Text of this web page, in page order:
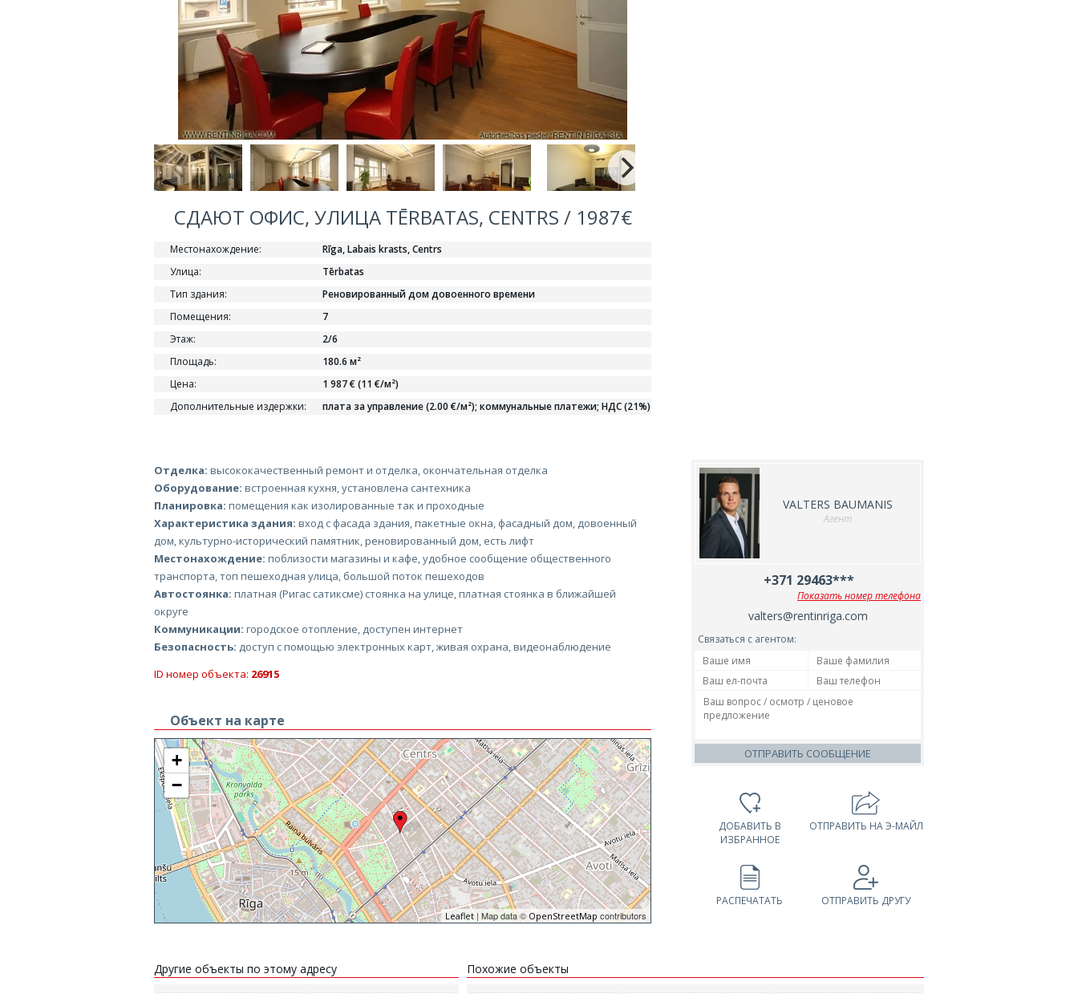
СДАЮТ ОФИС, УЛИЦА TĒRBATAS, CENTRS / 1987€
Местонахождение:
Rīga, Labais krasts, Centrs
Улица:
Tērbatas
Тип здания:
Реновированный дом довоенного времени
Помещения:
7
Этаж:
2/6
Площадь:
180.6 м²
Цена:
1 987 € (11 €/м²)
Дополнительные издержки:
плата за управление (2.00 €/м²); коммунальные платежи; НДС (21%)
Отделка: высококачественный ремонт и отделка, окончательная отделка
Оборудование: встроенная кухня, установлена сантехника
Планировка: помещения как изолированные так и проходные
Характеристика здания: вход с фасада здания, пакетные окна, фасадный дом, довоенный
дом, культурно-исторический памятник, реновированный дом, есть лифт
Местонахождение: поблизости магазины и кафе, удобное сообщение общественного
транспорта, топ пешеходная улица, большой поток пешеходов
Автостоянка: платная (Ригас сатиксме) стоянка на улице, платная стоянка в ближайшей
округе
Коммуникации: городское отопление, доступен интернет
Безопасность: доступ с помощью электронных карт, живая охрана, видеонаблюдение
ID номер объекта: 26915
Объект на карте
+
−
Leaflet| Map data © OpenStreetMap contributors
VALTERS BAUMANIS
Агент
+371 29463***
Показать номер телефона
valters@rentinriga.com
Связаться с агентом:
ОТПРАВИТЬ СООБЩЕНИЕ
ДОБАВИТЬ В
ИЗБРАННОЕ
ОТПРАВИТЬ НА Э-МАЙЛ
РАСПЕЧАТАТЬ ОТПРАВИТЬ ДРУГУ
Другие объекты по этому адресу Похожие объекты